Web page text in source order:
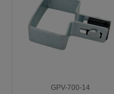
GPV-700-14